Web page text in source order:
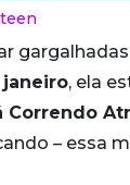
janeiro, ela
Correndo
– essa